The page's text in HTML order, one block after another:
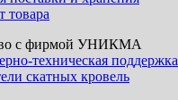
товара
с фирмой УНИКМА
техническая поддержка
скатных кровель